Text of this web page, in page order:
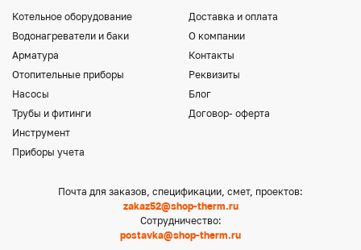
Котельное оборудование
Водонагреватели и баки
Арматура
Отопительные приборы
Насосы
Трубы и фитинги
Инструмент
Приборы учета
Доставка и оплата
О компании
Контакты
Реквизиты
Блог
Договор- оферта
Почта для заказов, спецификации, смет, проектов:
zakaz52@shop-therm.ru
Сотрудничество:
postavka@shop-therm.ru